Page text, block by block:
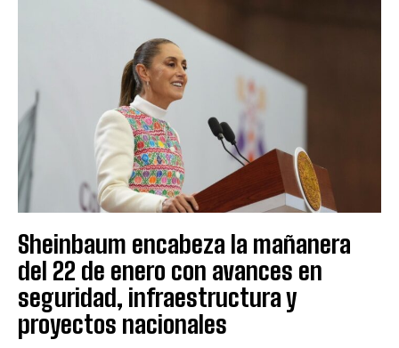
Sheinbaum encabeza la mañanera
del 22 de enero con avances en
seguridad, infraestructura y
proyectos nacionales